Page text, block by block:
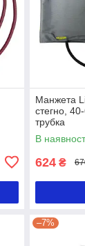
Манжета
стегно,
трубка
В
624 ₴
–7%